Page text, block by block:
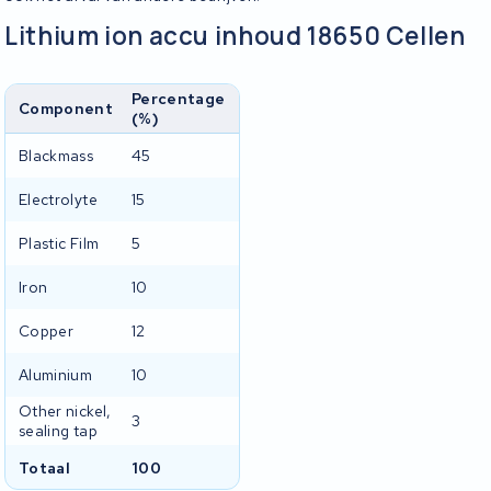
Lithium ion accu inhoud 18650 Cellen
Component
Percentage
(%)
Blackmass
45
Electrolyte 15
Plastic Film 5
Iron 10
Copper 12
Aluminium
10
Other nickel,
sealing tap
3
Totaal 100